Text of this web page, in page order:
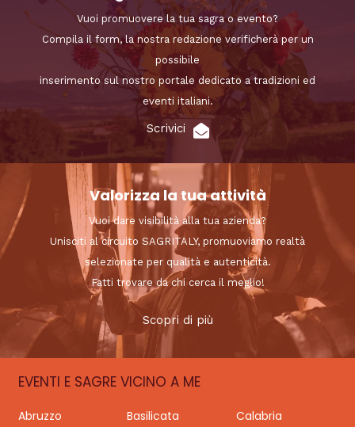
Vuoi promuovere la tua sagra o evento?
Compila il form, la nostra redazione verificherà per un
possibile
inserimento sul nostro portale dedicato a tradizioni ed
eventi italiani.
Scrivici
Valorizza la tua attività
Vuoi dare visibilità alla tua azienda?
Unisciti al circuito SAGRITALY, promuoviamo realtà
selezionate per qualità e autenticità.
Fatti trovare da chi cerca il meglio!
Scopri di più
EVENTI E SAGRE VICINO A ME
Abruzzo Basilicata
Calabria